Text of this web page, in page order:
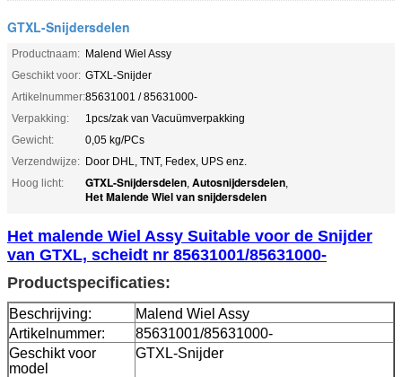
GTXL-Snijdersdelen
Productnaam: Malend Wiel Assy
Geschikt voor: GTXL-Snijder
Artikelnummer:85631001 / 85631000-
Verpakking:
1pcs/zak van Vacuümverpakking
Gewicht:
0,05 kg/PCs
Verzendwijze: Door DHL, TNT, Fedex, UPS enz.
Hoog licht:
GTXL-Snijdersdelen, Autosnijdersdelen,
Het Malende Wiel van snijdersdelen
Het malende Wiel Assy Suitable voor de Snijder
van GTXL, scheidt nr 85631001/85631000-
Productspecificaties:
Beschrijving:
Malend Wiel Assy
Artikelnummer:
85631001/85631000-
Geschikt voor
model
GTXL-Snijder